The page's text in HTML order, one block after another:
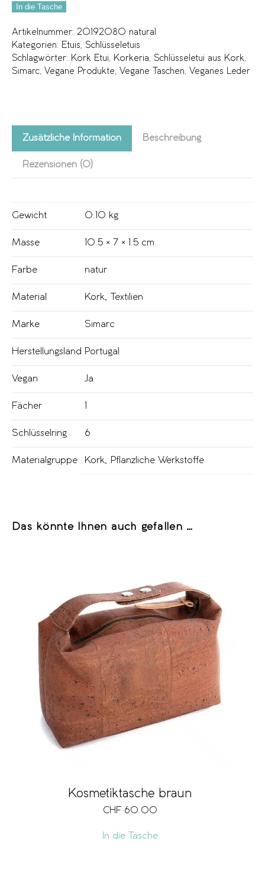
In die Tasche
Artikelnummer: 20192080 natural
Kategorien: Etuis, Schlüsseletuis
Schlagwörter: Kork Etui, Korkeria, Schlüsseletui aus Kork,
Simarc, Vegane Produkte, Vegane Taschen, Veganes Leder
Zusätzliche Information Beschreibung
Rezensionen (0)
Gewicht 0.10 kg
Masse 10.5 × 7 × 1.5 cm
Farbe natur
Material Kork, Textilien
Marke Simarc
Herstellungsland Portugal
Vegan Ja
Fächer
Schlüsselring 6
Materialgruppe Kork, Pflanzliche Werkstoffe
Das könnte Ihnen auch gefallen …
Kosmetiktasche braun
CHF 60.00
In die Tasche